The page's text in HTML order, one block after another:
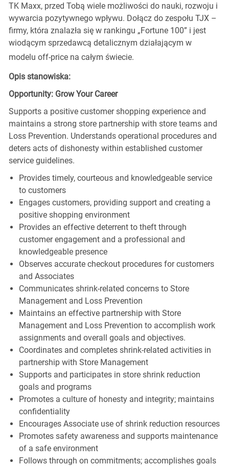
TK Maxx, przed Tobą wiele możliwości do nauki, rozwoju i
wywarcia pozytywnego wpływu. Dołącz do zespołu TJX –
firmy, która znalazła się w rankingu „Fortune 100” i jest
wiodącym sprzedawcą detalicznym działającym w
modelu off-price na całym świecie.
Opis stanowiska:
Opportunity: Grow Your Career
Supports a positive customer shopping experience and
maintains a strong store partnership with store teams and
Loss Prevention. Understands operational procedures and
deters acts of dishonesty within established customer
service guidelines.
Provides timely, courteous and knowledgeable service
to customers
Engages customers, providing support and creating a
positive shopping environment
Provides an effective deterrent to theft through
customer engagement and a professional and
knowledgeable presence
Observes accurate checkout procedures for customers
and Associates
Communicates shrink-related concerns to Store
Management and Loss Prevention
Maintains an effective partnership with Store
Management and Loss Prevention to accomplish work
assignments and overall goals and objectives.
Coordinates and completes shrink-related activities in
partnership with Store Management
Supports and participates in store shrink reduction
goals and programs
Promotes a culture of honesty and integrity; maintains
confidentiality
Encourages Associate use of shrink reduction resources
Promotes safety awareness and supports maintenance
of a safe environment
Follows through on commitments; accomplishes goals